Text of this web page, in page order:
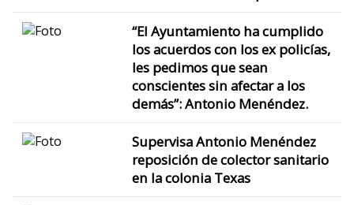
“El Ayuntamiento ha cumplido
los acuerdos con los ex policías,
les pedimos que sean
conscientes sin afectar a los
demás”: Antonio Menéndez.
Supervisa Antonio Menéndez
reposición de colector sanitario
en la colonia Texas